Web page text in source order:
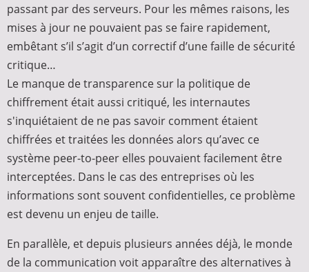
passant par des serveurs. Pour les mêmes raisons, les
mises à jour ne pouvaient pas se faire rapidement,
embêtant s’il s’agit d’un correctif d’une faille de sécurité
critique…
Le manque de transparence sur la politique de
chiffrement était aussi critiqué, les internautes
s'inquiétaient de ne pas savoir comment étaient
chiffrées et traitées les données alors qu’avec ce
système peer-to-peer elles pouvaient facilement être
interceptées. Dans le cas des entreprises où les
informations sont souvent confidentielles, ce problème
est devenu un enjeu de taille.
En parallèle, et depuis plusieurs années déjà, le monde
de la communication voit apparaître des alternatives à